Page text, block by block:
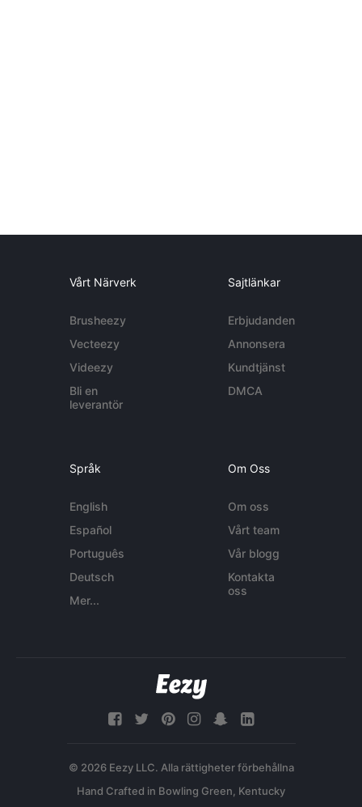
Vårt Närverk
Brusheezy
Vecteezy
Videezy
Bli en
leverantör
Sajtlänkar
Erbjudanden
Annonsera
Kundtjänst
DMCA
Språk
English
Español
Português
Deutsch
Mer...
Om Oss
Om oss
Vårt team
Vår blogg
Kontakta
oss
© 2026 Eezy LLC. Alla rättigheter förbehållna